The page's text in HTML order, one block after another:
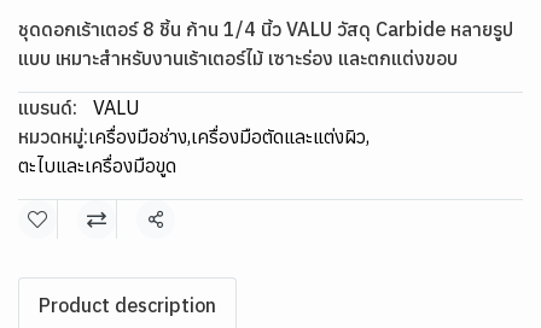
ชุดดอกเร้าเตอร์ 8 ชิ้น ก้าน 1/4 นิ้ว VALU วัสดุ Carbide หลายรูป
แบบ เหมาะสำหรับงานเร้าเตอร์ไม้ เซาะร่อง และตกแต่งขอบ
แบรนด์:
VALU
หมวดหมู่:เครื่องมือช่าง,เครื่องมือตัดและแต่งผิว,
ตะไบและเครื่องมือขูด
แชร์
Product description